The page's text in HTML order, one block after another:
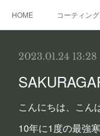
HOME コーティン
2023.01.24 13:28
こんにちは、こん
10年に1度の最強